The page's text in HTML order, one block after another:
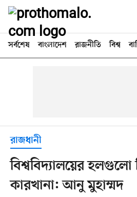
সর্বশেষ বাংলাদেশ রাজনীতি বিশ্ব
রাজধানী
বিশ্ববিদ্যালয়ের হলগুলো
কারখানা: আনু মুহাম্মদ